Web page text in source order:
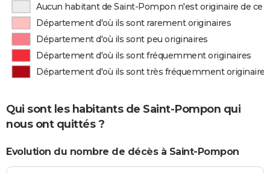
Aucun habitant de Saint-Pompon n'est originaire de ce
Département d'où ils sont rarement originaires
Département d'où ils sont peu originaires
Département d'où ils sont fréquemment originaires
Département d'où ils sont très fréquemment originaires
Qui sont les habitants de Saint-Pompon qui
nous ont quittés ?
Evolution du nombre de décès à Saint-Pompon